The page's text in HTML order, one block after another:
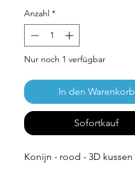
Anzahl *
Nur noch 1 verfügbar
In den Warenkorb
Sofortkauf
Konijn - rood - 3D kussen